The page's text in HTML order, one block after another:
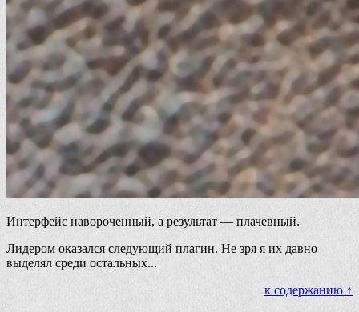
Интерфейс навороченный, а результат — плачевный.
Лидером оказался следующий плагин. Не зря я их давно
выделял среди остальных...
к содержанию ↑